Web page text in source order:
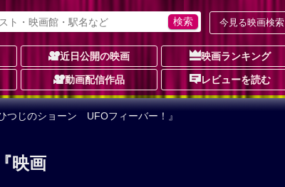
今見る映画検索
近日公開の映画 映画ランキング
動画配信作品 レビューを読む
つじのショーン UFOフィーバー！』
映画